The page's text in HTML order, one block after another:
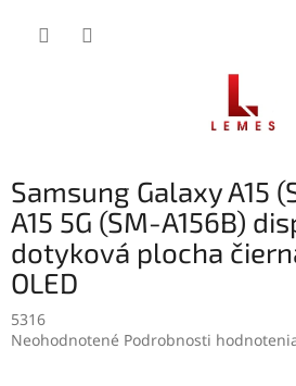
Samsung Galaxy A15
A15 5G (SM-A156B)
dotyková plocha
OLED
5316
Priemerné
Neohodnotené Podrobnosti